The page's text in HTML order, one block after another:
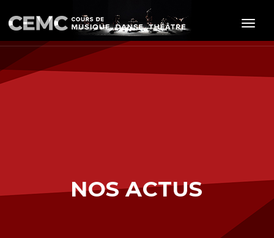
NOS ACTUS